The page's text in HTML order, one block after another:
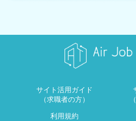
サイト活用ガイド
（求職者の方）
利用規約